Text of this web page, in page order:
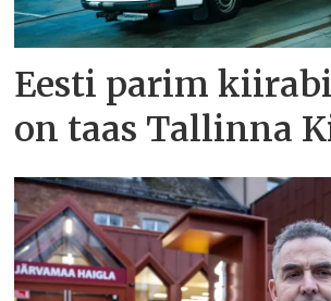
Eesti parim
on taas Tallinna